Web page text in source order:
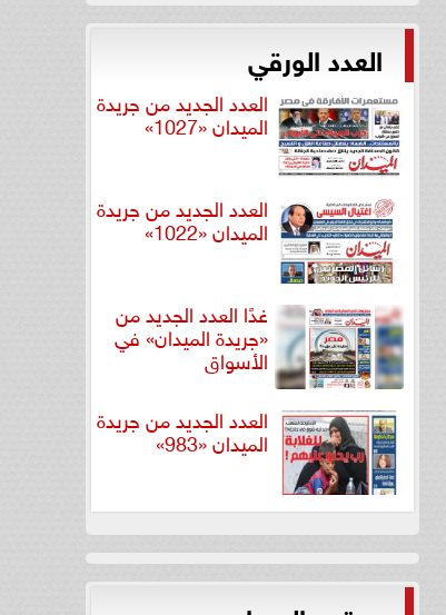
العدد الورقي
العدد الجديد من جريدة
الميدان «1027»
العدد الجديد من جريدة
الميدان «1022»
غدًا العدد الجديد من
«جريدة الميدان» في
الأسواق
العدد الجديد من جريدة
الميدان «983»